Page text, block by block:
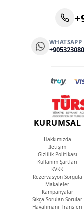
WHATSAPP
KURUMSAL
Hakkımızda
İletişim
Gizlilik Politikası
Kullanım Şartları
KVKK
Rezervasyon Sorgula
Makaleler
Kampanyalar
Sıkça Sorulan Sorular
Havalimanı Transferi